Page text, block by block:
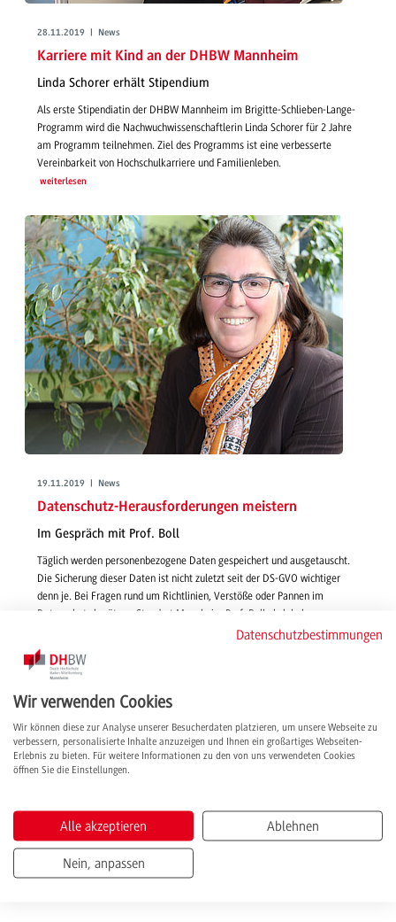
28.11.2019 | News
Karriere mit Kind an der DHBW Mannheim
Linda Schorer erhält Stipendium
Als erste Stipendiatin der DHBW Mannheim im Brigitte-Schlieben-Lange-
Programm wird die Nachwuchwissenschaftlerin Linda Schorer für 2 Jahre
am Programm teilnehmen. Ziel des Programms ist eine verbesserte
Vereinbarkeit von Hochschulkarriere und Familienleben.
weiterlesen
19.11.2019 | News
Datenschutz-Herausforderungen meistern
Im Gespräch mit Prof. Boll
Täglich werden personenbezogene Daten gespeichert und ausgetauscht.
Die Sicherung dieser Daten ist nicht zuletzt seit der DS-GVO wichtiger
denn je. Bei Fragen rund um Richtlinien, Verstöße oder Pannen im
Datenschutz berät am Standort Mannheim Prof. Boll als lokale
weiterlesen
Datenschutzbestimmungen
Wir verwenden Cookies
Wir können diese zur Analyse unserer Besucherdaten platzieren, um unsere Webseite zu
verbessern, personalisierte Inhalte anzuzeigen und Ihnen ein großartiges Webseiten-
Erlebnis zu bieten. Für weitere Informationen zu den von uns verwendeten Cookies
öffnen Sie die Einstellungen.
Alle akzeptieren Ablehnen
Nein, anpassen